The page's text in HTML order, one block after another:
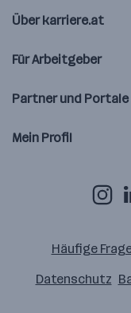
Über karriere.at
Für Arbeitgeber
Partner und Portale
Mein Profil
Häufige
Datenschutz